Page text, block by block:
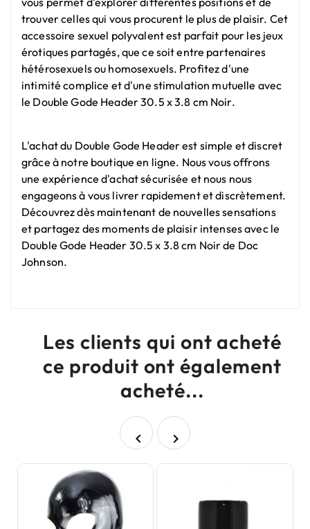
trouver celles qui vous procurent le plus de plaisir. Cet
accessoire sexuel polyvalent est parfait pour les jeux
érotiques partagés, que ce soit entre partenaires
hétérosexuels ou homosexuels. Profitez d'une
intimité complice et d'une stimulation mutuelle avec
le Double Gode Header 30.5 x 3.8 cm Noir.
L'achat du Double Gode Header est simple et discret
grâce à notre boutique en ligne. Nous vous offrons
une expérience d'achat sécurisée et nous nous
engageons à vous livrer rapidement et discrètement.
Découvrez dès maintenant de nouvelles sensations
et partagez des moments de plaisir intenses avec le
Double Gode Header 30.5 x 3.8 cm Noir de Doc
Johnson.
Les clients qui ont acheté
ce produit ont également
acheté...
 